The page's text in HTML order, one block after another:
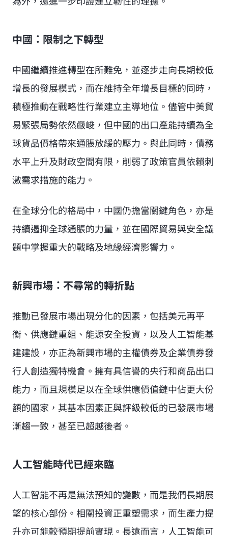
中國：限制之下轉型
中國繼續推進轉型在所難免，並逐步走向長期較低
增長的發展模式，而在維持全年增長目標的同時，
積極推動在戰略性行業建立主導地位。儘管中美貿
易緊張局勢依然嚴峻，但中國的出口產能持續為全
球貨品價格帶來通脹放緩的壓力。與此同時，債務
水平上升及財政空間有限，削弱了政策官員依賴刺
激需求措施的能力。
在全球分化的格局中，中國仍擔當關鍵角色，亦是
持續遏抑全球通脹的力量，並在國際貿易與安全議
題中掌握重大的戰略及地緣經濟影響力。
新興市場：不尋常的轉折點
推動已發展市場出現分化的因素，包括美元再平
衡、供應鏈重組、能源安全投資，以及人工智能基
建建設，亦正為新興市場的主權債券及企業債券發
行人創造獨特機會。擁有具信譽的央行和商品出口
能力，而且規模足以在全球供應價值鏈中佔更大份
額的國家，其基本因素正與評級較低的已發展市場
漸趨一致，甚至已超越後者。
人工智能時代已經來臨
人工智能不再是無法預知的變數，而是我們長期展
望的核心部份。相關投資正重塑需求，而生產力提
升亦可能較預期提前實現。長遠而言，人工智能可